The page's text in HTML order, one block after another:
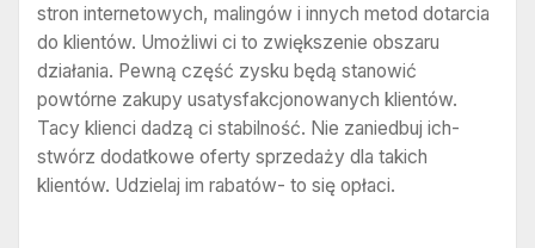
stron internetowych, malingów i innych metod dotarcia
do klientów. Umożliwi ci to zwiększenie obszaru
działania. Pewną część zysku będą stanowić
powtórne zakupy usatysfakcjonowanych klientów.
Tacy klienci dadzą ci stabilność. Nie zaniedbuj ich-
stwórz dodatkowe oferty sprzedaży dla takich
klientów. Udzielaj im rabatów- to się opłaci.